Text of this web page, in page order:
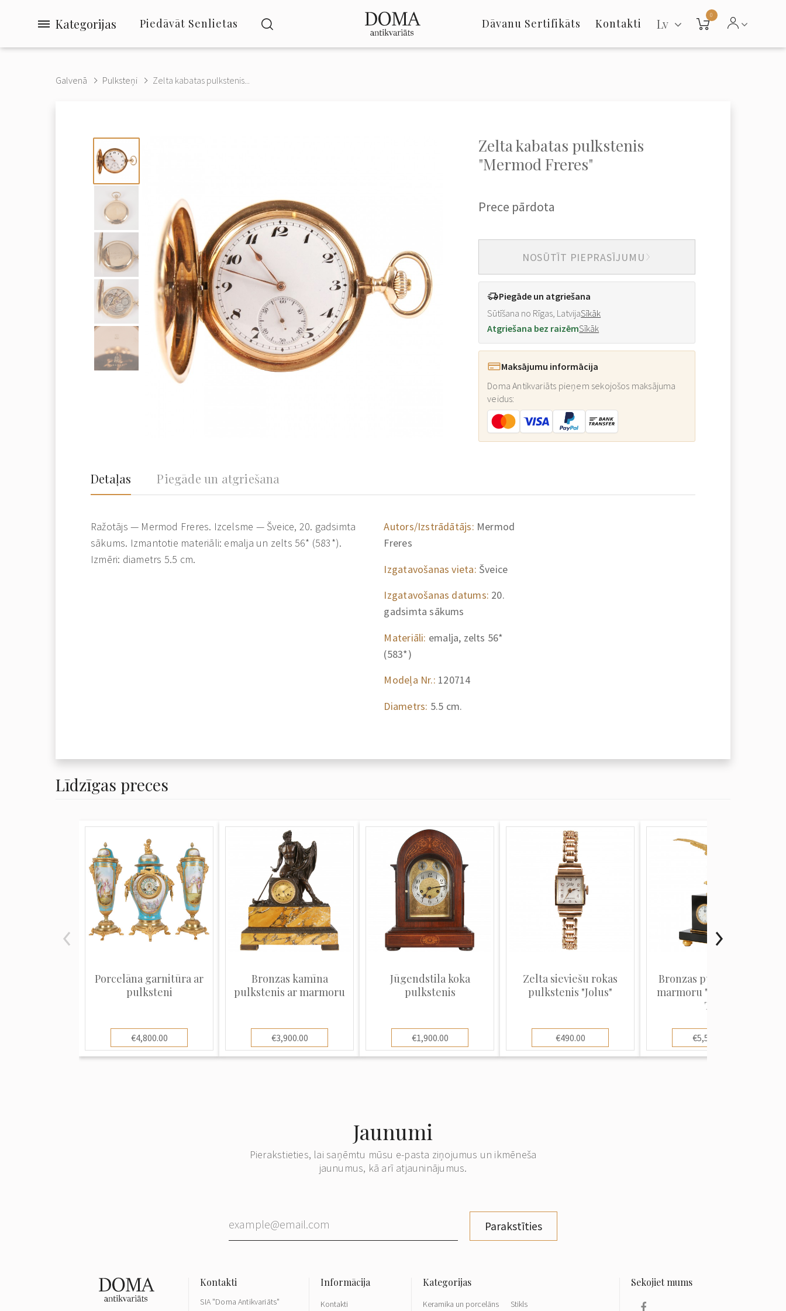
Kategorijas Piedāvāt Senlietas Dāvanu Sertifikāts Kontakti Lv
0
Galvenā Pulksteņi Zelta kabatas pulkstenis...
Zelta kabatas pulkstenis
"Mermod Freres"
Prece pārdota
NOSŪTĪT PIEPRASĪJUMU
Piegāde un atgriešana
Sūtīšana no Rīgas, LatvijaSīkāk
Atgriešana bez raizēmSīkāk
Maksājumu informācija
Doma Antikvariāts pieņem sekojošos maksājuma
veidus:
Detaļas Piegāde un atgriešana
Ražotājs — Mermod Freres. Izcelsme — Šveice, 20. gadsimta
sākums. Izmantotie materiāli: emalja un zelts 56* (583*).
Izmēri: diametrs 5.5 cm.
Autors/Izstrādātājs: Mermod
Freres
Izgatavošanas vieta: Šveice
Izgatavošanas datums: 20.
gadsimta sākums
Materiāli: emalja, zelts 56*
(583*)
Modeļa Nr.: 120714
Diametrs: 5.5 cm.
Līdzīgas preces
Porcelāna garnitūra ar
pulksteni
€4,800.00
Bronzas kamīna
pulkstenis ar marmoru
€3,900.00
Jūgendstila koka
pulkstenis
€1,900.00
Zelta sieviešu rokas
pulkstenis "Jolus"
€490.00
Bronzas pulkstenis ar
marmoru "Ērglis, Ļevs
T...
€5,500.00
Jaunumi
Pierakstieties, lai saņēmtu mūsu e-pasta ziņojumus un ikmēneša
jaunumus, kā arī atjauninājumus.
Parakstīties
SIA "Doma Antikvariāts"
Kontakti Keramika un porcelāns Stikls